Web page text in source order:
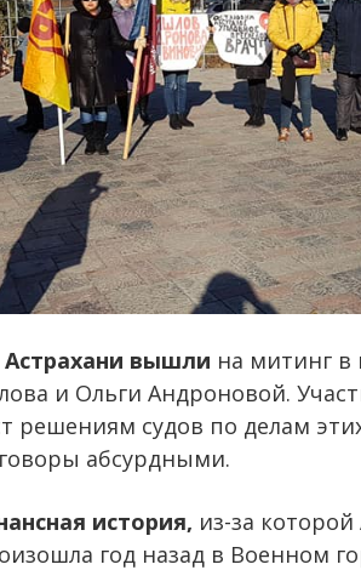
вышли на митинг
и Ольги Андроновой.
решениям судов по делам
абсурдными.
история, из-за
год назад в Военном